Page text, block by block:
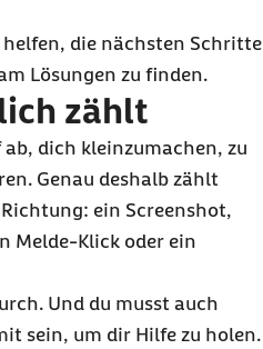
die nächsten Schritte
Lösungen zu finden.
zählt
dich kleinzumachen, zu
Genau deshalb zählt
ein Screenshot,
Melde-Klick oder ein
Und du musst auch
sein, um dir Hilfe zu holen.